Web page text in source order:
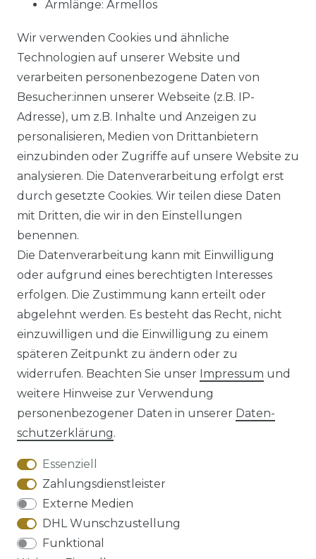
Armlänge: Ärmellos
Material:91 % Baumwolle, 7 % Polyester, 2 %
Elasthan
Stoffart: gewebt
NOS: Ja
91 % Baumwolle, 7 % Polyester, 2 %
Elasthan
Impressum Daten­schutz­erklärung
AGB Barrierefreiheitserklärung
Widerrufs­recht
Wir verwenden Cookies und ähnliche
Technologien auf unserer Website und
verarbeiten personenbezogene Daten von
Besucher:innen unserer Webseite (z.B. IP-
Adresse), um z.B. Inhalte und Anzeigen zu
personalisieren, Medien von Drittanbietern
einzubinden oder Zugriffe auf unsere Website zu
analysieren. Die Datenverarbeitung erfolgt erst
durch gesetzte Cookies. Wir teilen diese Daten
mit Dritten, die wir in den Einstellungen
benennen.
Die Datenverarbeitung kann mit Einwilligung
oder aufgrund eines berechtigten Interesses
erfolgen. Die Zustimmung kann erteilt oder
abgelehnt werden. Es besteht das Recht, nicht
einzuwilligen und die Einwilligung zu einem
späteren Zeitpunkt zu ändern oder zu
widerrufen. Beachten Sie unser Impressum und
weitere Hinweise zur Verwendung
personenbezogener Daten in unserer Daten­
schutz­erklärung.
Essenziell
Zahlungsdienstleister
Externe Medien
DHL Wunschzustellung
Funktional